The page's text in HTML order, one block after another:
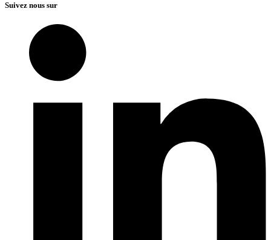
Suivez nous sur